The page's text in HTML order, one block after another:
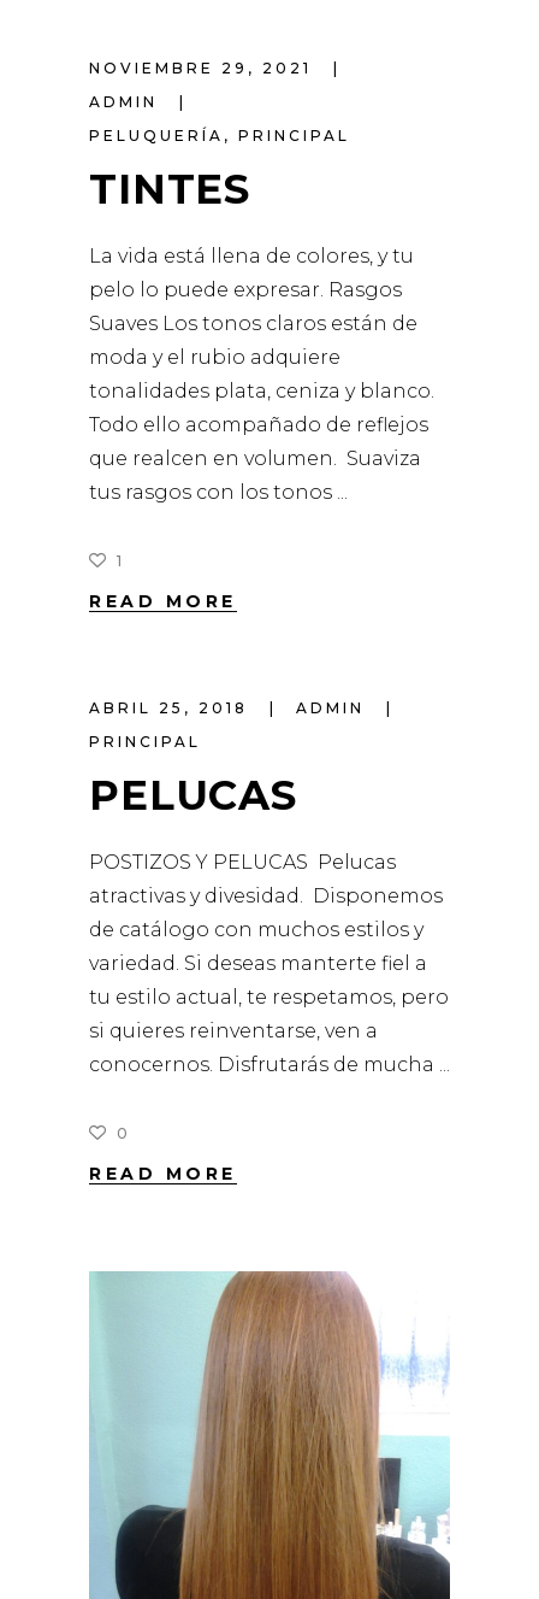
NOVIEMBRE 29, 2021
ADMIN
PELUQUERÍA , PRINCIPAL
TINTES
La vida está llena de colores, y tu
pelo lo puede expresar. Rasgos
Suaves Los tonos claros están de
moda y el rubio adquiere
tonalidades plata, ceniza y blanco.
Todo ello acompañado de reflejos
que realcen en volumen. Suaviza
tus rasgos con los tonos
1
READ MORE
ABRIL 25, 2018
ADMIN
PRINCIPAL
PELUCAS
POSTIZOS Y PELUCAS Pelucas
atractivas y divesidad. Disponemos
de catálogo con muchos estilos y
variedad. Si deseas manterte fiel a
tu estilo actual, te respetamos, pero
si quieres reinventarse, ven a
conocernos. Disfrutarás de mucha
0
READ MORE